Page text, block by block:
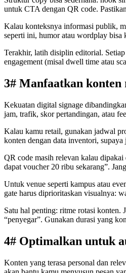
untuk CTA dengan QR code.
Kalau konteksnya informasi publik,
seperti ini, humor atau wordplay bisa
Terakhir, latih disiplin editorial.
engagement (misal dwell time atau
3# Manfaatkan
Kekuatan digital signage
jam, trafik, skor pertandingan, atau
Kalau kamu retail, gunakan jadwal
konten dengan data inventori,
QR code masih relevan kalau
dapat voucher 20 ribu sekarang”.
Untuk venue seperti kampus atau
gate harus diprioritaskan visualnya:
Satu hal penting: ritme rotasi konten.
“penyegar”. Gunakan durasi yang
4# Optimalkan untuk
Konten yang terasa personal dan